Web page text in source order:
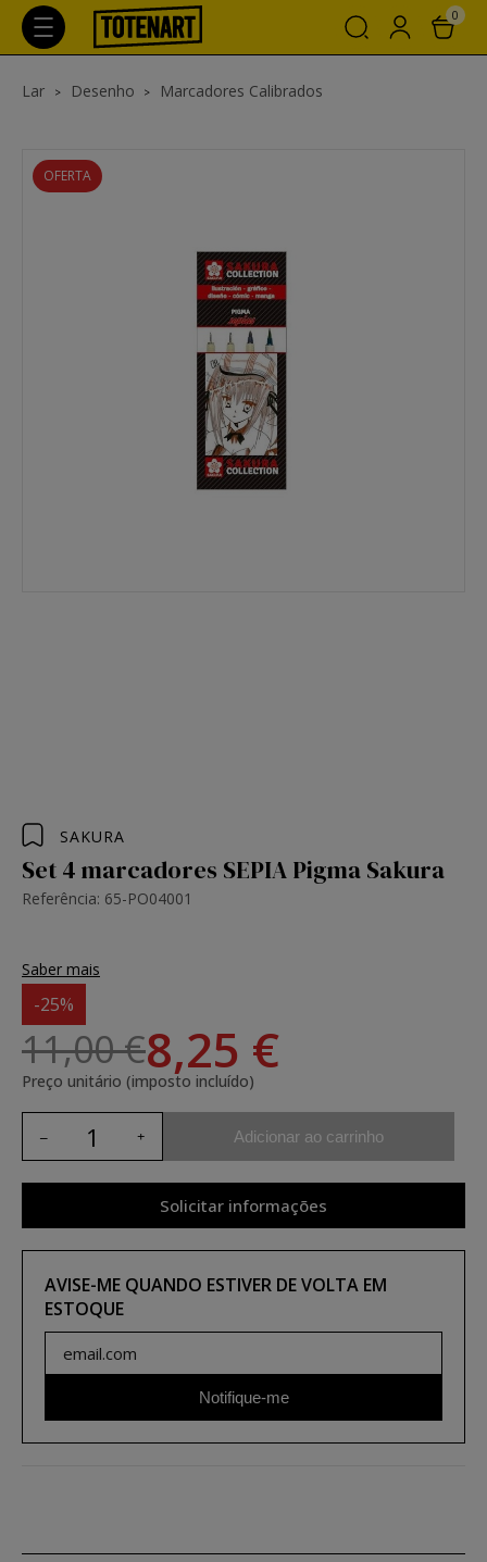
0
Lar Desenho Marcadores Calibrados
OFERTA
SAKURA
Set 4 marcadores SEPIA Pigma Sakura
Referência: 65-PO04001
Saber mais
-25%
11,00 €8,25 €
Preço unitário (imposto incluído)
Adicionar ao carrinho
Solicitar informações
AVISE-ME QUANDO ESTIVER DE VOLTA EM
ESTOQUE
Notifique-me